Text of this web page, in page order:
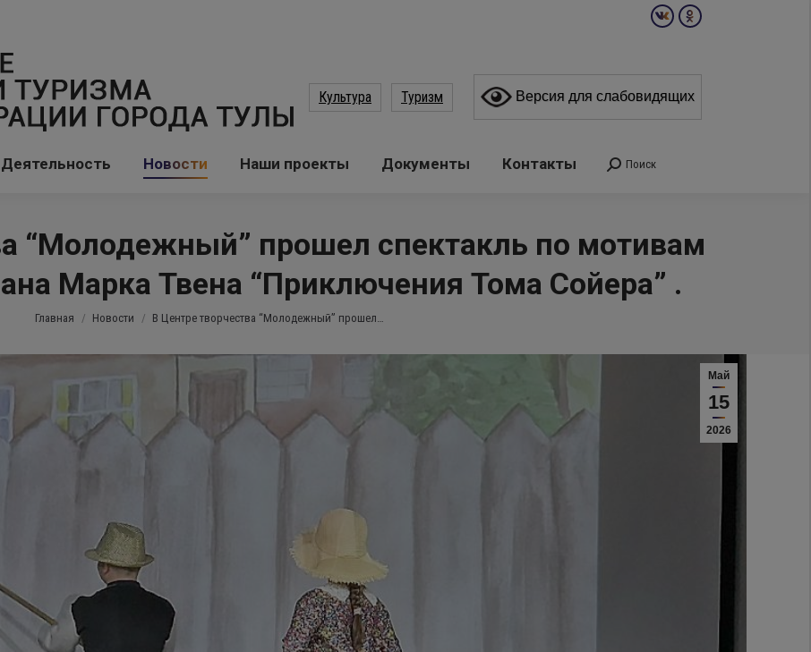
Вконтакте
opens
in
new
Одноклассники
opens
in
new
Версия для слабовидящих
Культура Туризм
Деятельность Новости Наши проекты Документы Контакты Поиск:
Поиск
“Молодежный” прошел спектакль по мотивам
Марка Твена “Приключения Тома Сойера” .
Вы здесь:
Главная Новости В Центре творчества “Молодежный” прошел…
Май
15
2026